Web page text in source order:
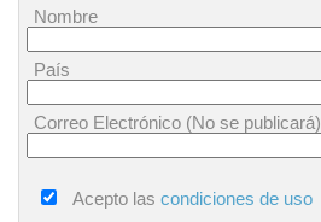
Nombre
País
Correo Electrónico (No se publicará)
Acepto las condiciones de uso